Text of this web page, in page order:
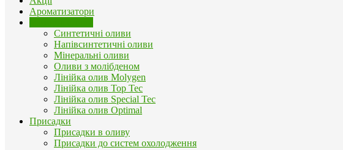
Ароматизатори
Синтетичні оливи
Напівсинтетичні оливи
Мінеральні оливи
Оливи з молібденом
Лінійка олив Molygen
Лінійка олив Top Tec
Лінійка олив Special Tec
Лінійка олив Optimal
Присадки
Присадки в оливу
Присадки до систем охолодження